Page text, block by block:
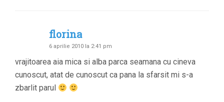
florina
6 aprilie 2010 la 2:41 pm
vrajitoarea aia mica si alba parca seamana cu cineva
cunoscut, atat de cunoscut ca pana la sfarsit mi s-a
zbarlit parul